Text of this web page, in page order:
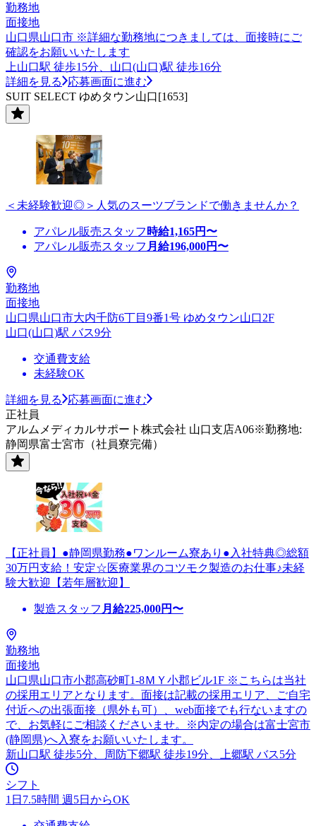
勤務地
面接地
山口県山口市 ※詳細な勤務地につきましては、面接時にご
確認をお願いいたします
上山口駅 徒歩15分、山口(山口)駅 徒歩16分
詳細を見る
応募画面に進む
SUIT SELECT ゆめタウン山口[1653]
＜未経験歓迎◎＞人気のスーツブランドで働きませんか？
アパレル販売スタッフ 時給1,165円〜
アパレル販売スタッフ 月給196,000円〜
勤務地
面接地
山口県山口市大内千防6丁目9番1号 ゆめタウン山口2F
山口(山口)駅 バス9分
交通費支給
未経験OK
詳細を見る
応募画面に進む
正社員
アルムメディカルサポート株式会社 山口支店A06※勤務地:
静岡県富士宮市（社員寮完備）
【正社員】●静岡県勤務●ワンルーム寮あり●入社特典◎総額
30万円支給！安定☆医療業界のコツモク製造のお仕事♪未経
験大歓迎【若年層歓迎】
製造スタッフ 月給225,000円〜
勤務地
面接地
山口県山口市小郡高砂町1-8ＭＹ小郡ビル1F ※こちらは当社
の採用エリアとなります。面接は記載の採用エリア、ご自宅
付近への出張面接（県外も可）、web面接でも行ないますの
で、お気軽にご相談くださいませ。※内定の場合は富士宮市
(静岡県)へ入寮をお願いいたします。
新山口駅 徒歩5分、周防下郷駅 徒歩19分、上郷駅 バス5分
シフト
1日7.5時間 週5日からOK